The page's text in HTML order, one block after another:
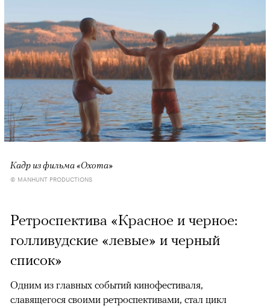
Кадр из фильма «Охота»
© MANHUNT PRODUCTIONS
Ретроспектива «Красное и черное:
голливудские «левые» и черный
список»
Одним из главных событий кинофестиваля,
славящегося своими ретроспективами, стал цикл